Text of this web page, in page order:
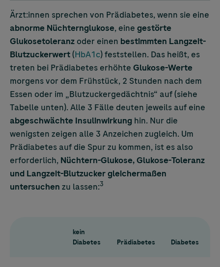
Ärzt:innen sprechen von Prädiabetes, wenn sie eine
abnorme Nüchternglukose, eine gestörte
Glukosetoleranz oder einen bestimmten Langzeit-
Blutzuckerwert(HbA1c) feststellen. Das heißt, es
treten bei Prädiabetes erhöhte Glukose-Werte
morgens vor dem Frühstück, 2 Stunden nach dem
Essen oder im „Blutzuckergedächtnis“ auf (siehe
Tabelle unten). Alle 3 Fälle deuten jeweils auf eine
abgeschwächte Insulinwirkung hin. Nur die
wenigsten zeigen alle 3 Anzeichen zugleich. Um
Prädiabetes auf die Spur zu kommen, ist es also
erforderlich, Nüchtern-Glukose, Glukose-Toleranz
und Langzeit-Blutzucker gleichermaßen
untersuchen zu lassen:3
kein
Diabetes
Prädiabetes Diabetes